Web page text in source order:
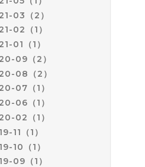
03（2）
02（1）
01（1）
09（2）
08（2）
07（1）
06（1）
02（1）
11（1）
10（1）
09（1）